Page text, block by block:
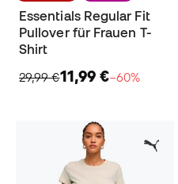
Essentials Regular Fit
Pullover für Frauen T-
Shirt
29,99 €11,99 €−60%